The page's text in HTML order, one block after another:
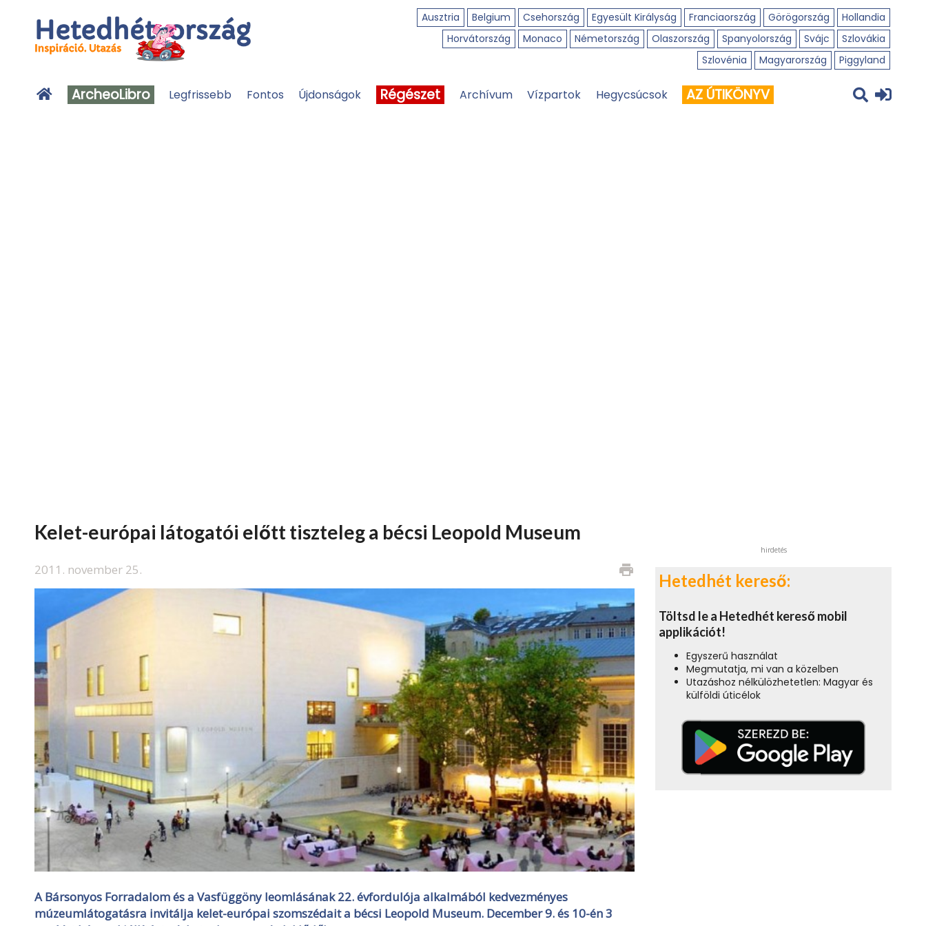
Ausztria Belgium Csehország Egyesült Királyság Franciaország Görögország
Hollandia
Horvátország
Monaco Németország Olaszország Spanyolország Svájc
Szlovákia
Szlovénia
Magyarország Piggyland
ArcheoLibro Legfrissebb Fontos Újdonságok Régészet Archívum Vízpartok Hegycsúcsok AZ ÚTIKÖNYV
Kelet-európai látogatói előtt tiszteleg a bécsi Leopold Museum
2011. november 25. print
A Bársonyos Forradalom és a Vasfüggöny leomlásának 22. évfordulója alkalmából kedvezményes
múzeumlátogatásra invitálja kelet-európai szomszédait a bécsi Leopold Museum. December 9. és 10-én 3
hirdetés
Hetedhét kereső:
Töltsd le a Hetedhét kereső mobil
applikációt!
Egyszerű használat
Megmutatja, mi van a közelben
Utazáshoz nélkülözhetetlen: Magyar és
külföldi úticélok